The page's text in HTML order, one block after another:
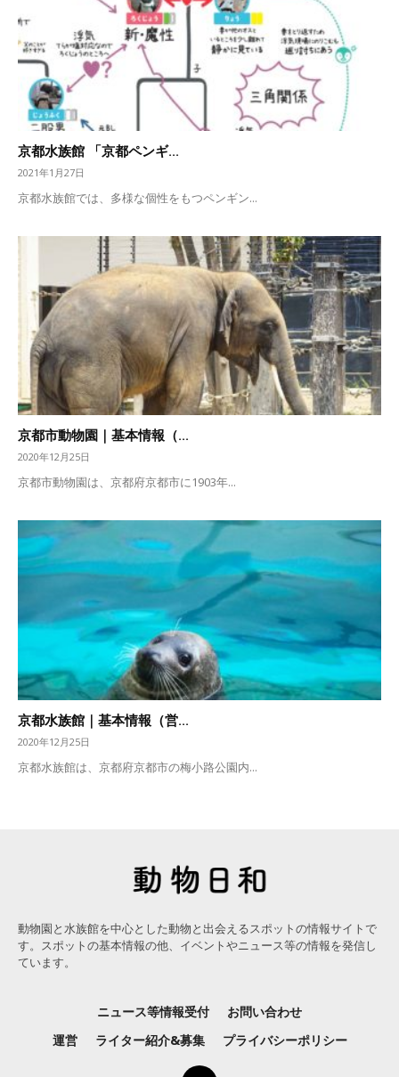
京都水族館 「京都ペンギ...
2021年1月27日
京都水族館では、多様な個性をもつペンギン...
京都市動物園｜基本情報（...
2020年12月25日
京都市動物園は、京都府京都市に1903年...
京都水族館｜基本情報（営...
2020年12月25日
京都水族館は、京都府京都市の梅小路公園内...
動物園と水族館を中心とした動物と出会えるスポットの情報サイトで
す。スポットの基本情報の他、イベントやニュース等の情報を発信し
ています。
ニュース等情報受付
お問い合わせ
運営
ライター紹介&募集 プライバシーポリシー